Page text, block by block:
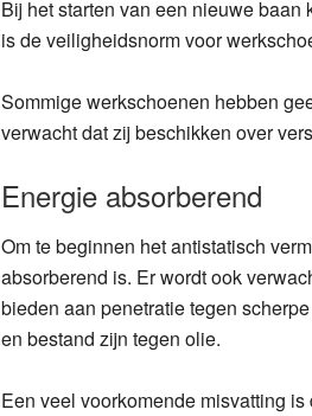
Bij het starten van een nieuwe
is de veiligheidsnorm voor
Sommige werkschoenen hebben
verwacht dat zij beschikken over
Energie absorberend
Om te beginnen het antistatisch
absorberend is. Er wordt ook
bieden aan penetratie tegen
en bestand zijn tegen olie.
Een veel voorkomende misvatting